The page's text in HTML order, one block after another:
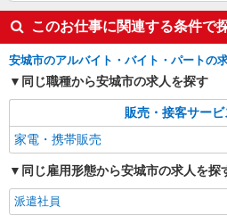
このお仕事に関連する条件で
安城市のアルバイト・バイト・パートの
同じ職種から安城市の求人を探す
販売・接客サー
家電・携帯販売
同じ雇用形態から安城市の求人を探
派遣社員